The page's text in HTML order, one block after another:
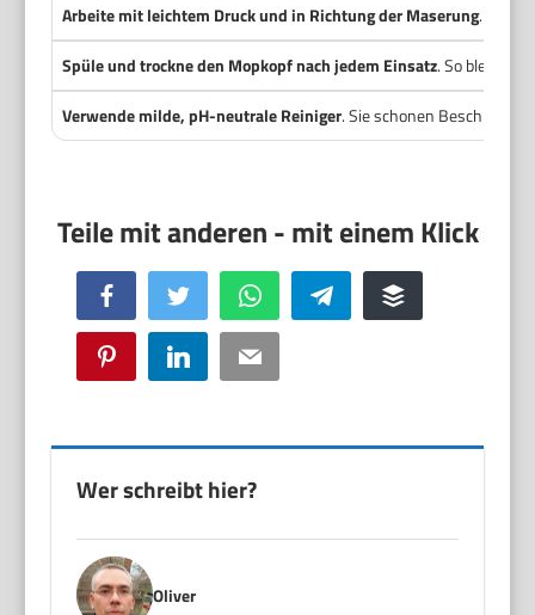
Arbeite mit leichtem Druck und in Richtung der Maserung. Das
Spüle und trockne den Mopkopf nach jedem Einsatz. So bleiben
Verwende milde, pH-neutrale Reiniger. Sie schonen
Facebook Twitter WhatsApp Telegram Buffer
Pinterest LinkedIn Email
Wer schreibt hier?
Oliver